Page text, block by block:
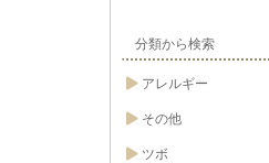
分類から検索
アレルギー
その他
ツボ